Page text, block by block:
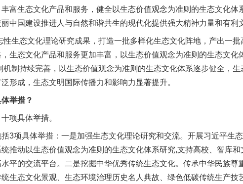
富生态文化产品和服务，健全以生态价值观念为准则的生态文化体
中国建设推进人与自然和谐共生的现代化提供强大精神力量和有利
态文化理论研究成果，打造一批多样化生态文化阵地，产出一批
生态文化产品和服务更加丰富，以生态价值观念为准则的生态文化
制持续完善，以生态价值观念为准则的生态文化体系逐步健全，生
形成，生态文明国际传播力和影响力显著提升。
举措？
项具体举措。
项具体举措：一是加强生态文化理论研究和交流。开展习近平生
推动以生态价值观念为准则的生态文化体系研究,支持高校、智库和
平的交流平台。二是挖掘中华优秀传统生态文化。传承中华民族尊
生态文化景观、生态环境治理历史名人典故、绿色低碳传统生产技